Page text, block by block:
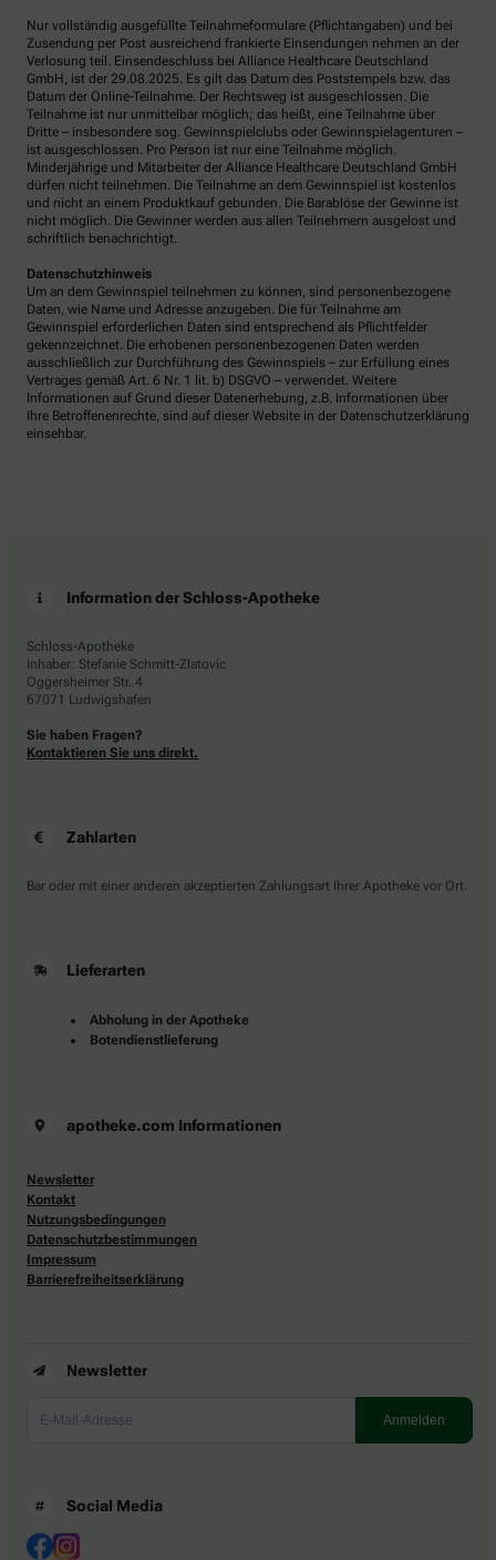
Nur vollständig ausgefüllte Teilnahmeformulare (Pflichtangaben) und bei
Zusendung per Post ausreichend frankierte Einsendungen nehmen an der
Verlosung teil. Einsendeschluss bei Alliance Healthcare Deutschland
GmbH, ist der 29.08.2025. Es gilt das Datum des Poststempels bzw. das
Datum der Online-Teilnahme. Der Rechtsweg ist ausgeschlossen. Die
Teilnahme ist nur unmittelbar möglich; das heißt, eine Teilnahme über
Dritte – insbesondere sog. Gewinnspielclubs oder Gewinnspielagenturen –
ist ausgeschlossen. Pro Person ist nur eine Teilnahme möglich.
Minderjährige und Mitarbeiter der Alliance Healthcare Deutschland GmbH
dürfen nicht teilnehmen. Die Teilnahme an dem Gewinnspiel ist kostenlos
und nicht an einem Produktkauf gebunden. Die Barablöse der Gewinne ist
nicht möglich. Die Gewinner werden aus allen Teilnehmern ausgelost und
schriftlich benachrichtigt.
Datenschutzhinweis
Um an dem Gewinnspiel teilnehmen zu können, sind personenbezogene
Daten, wie Name und Adresse anzugeben. Die für Teilnahme am
Gewinnspiel erforderlichen Daten sind entsprechend als Pflichtfelder
gekennzeichnet. Die erhobenen personenbezogenen Daten werden
ausschließlich zur Durchführung des Gewinnspiels – zur Erfüllung eines
Vertrages gemäß Art. 6 Nr. 1 lit. b) DSGVO – verwendet. Weitere
Informationen auf Grund dieser Datenerhebung, z.B. Informationen über
Ihre Betroffenenrechte, sind auf dieser Website in der Datenschutzerklärung
einsehbar.
Information der Schloss-Apotheke
Schloss-Apotheke
Inhaber: Stefanie Schmitt-Zlatovic
Oggersheimer Str. 4
67071 Ludwigshafen
Sie haben Fragen?
Kontaktieren Sie uns direkt.
Zahlarten
Bar oder mit einer anderen akzeptierten Zahlungsart Ihrer Apotheke vor Ort.
Lieferarten
Abholung in der Apotheke
Botendienstlieferung
apotheke.com Informationen
Newsletter
Kontakt
Nutzungsbedingungen
Datenschutzbestimmungen
Impressum
Barrierefreiheitserklärung
Newsletter
Social Media